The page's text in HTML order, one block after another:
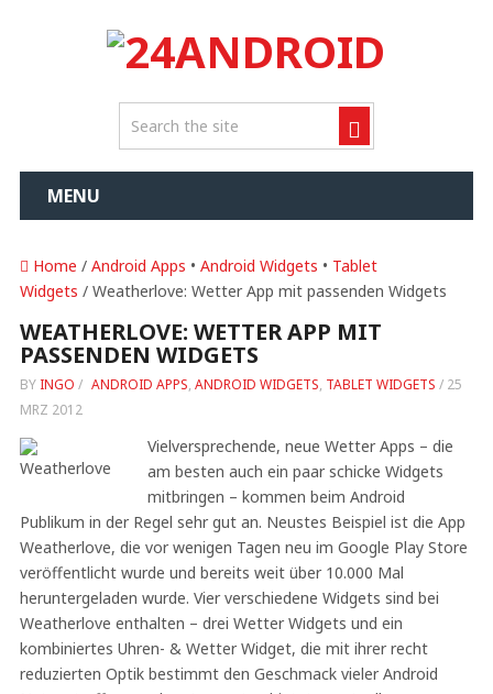
MENU
Home / Android Apps • Android Widgets • Tablet
Widgets / Weatherlove: Wetter App mit passenden Widgets
WEATHERLOVE: WETTER APP MIT
PASSENDEN WIDGETS
BY INGO / ANDROID APPS, ANDROID WIDGETS, TABLET WIDGETS / 25
MRZ 2012
Vielversprechende, neue Wetter Apps – die
am besten auch ein paar schicke Widgets
mitbringen – kommen beim Android
Publikum in der Regel sehr gut an. Neustes Beispiel ist die App
Weatherlove, die vor wenigen Tagen neu im Google Play Store
veröffentlicht wurde und bereits weit über 10.000 Mal
heruntergeladen wurde. Vier verschiedene Widgets sind bei
Weatherlove enthalten – drei Wetter Widgets und ein
kombiniertes Uhren- & Wetter Widget, die mit ihrer recht
reduzierten Optik bestimmt den Geschmack vieler Android